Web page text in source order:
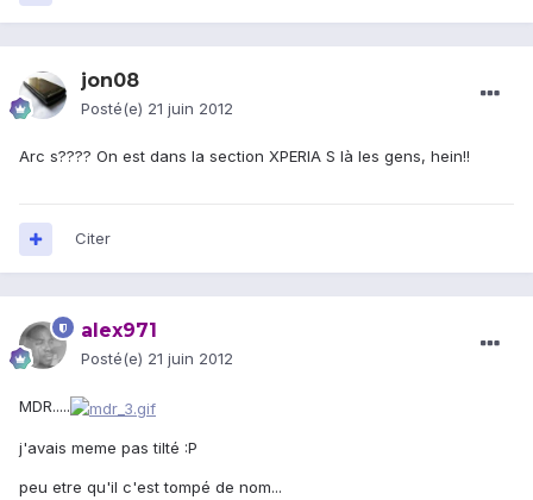
jon08
Posté(e) 21 juin 2012
Arc s???? On est dans la section XPERIA S là les gens, hein!!
Citer
alex971
Posté(e) 21 juin 2012
MDR.....
j'avais meme pas tilté :P
peu etre qu'il c'est tompé de nom...